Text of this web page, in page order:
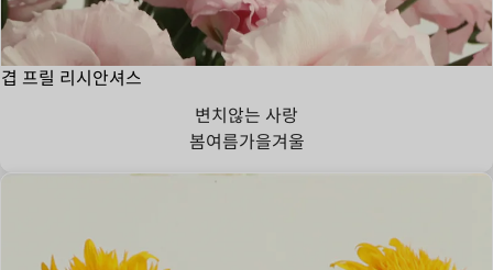
겹 프릴 리시안셔스
변치않는 사랑
봄여름가을겨울